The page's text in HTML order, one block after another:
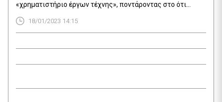
«χρηματιστήριο έργων τέχνης», ποντάροντας στο ότι
περιουσιακών στοιχείων, ακόμα κι αν δεν θα μπορέσουν
ποτέ να κρεμάσουν ένα αριστούργημα στα σπίτια τους.
πρώτου της πίνακα το πρώτο εξάμηνο του τρέχοντος […]
18/01/2023 14:15